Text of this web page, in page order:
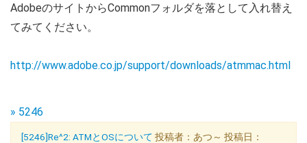
AdobeのサイトからCommonフォルダを落として入れ替え
てみてください。
http://www.adobe.co.jp/support/downloads/atmmac.html
» 5246
[5246]Re^2: ATMとOSについて 投稿者：あつ～ 投稿日：